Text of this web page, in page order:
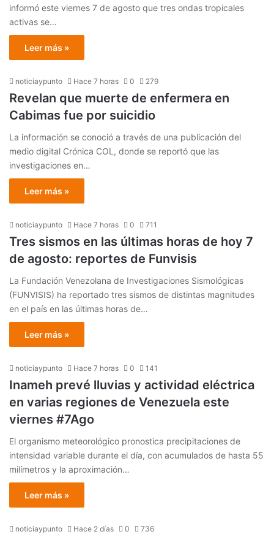
informó este viernes 7 de agosto que tres ondas tropicales
activas se…
Leer más »
noticiaypunto Hace 7 horas 0 279
Revelan que muerte de enfermera en
Cabimas fue por suicidio
La información se conoció a través de una publicación del
medio digital Crónica COL, donde se reportó que las
investigaciones en…
Leer más »
noticiaypunto Hace 7 horas 0 711
Tres sismos en las últimas horas de hoy 7
de agosto: reportes de Funvisis
La Fundación Venezolana de Investigaciones Sismológicas
(FUNVISIS) ha reportado tres sismos de distintas magnitudes
en el país en las últimas horas de…
Leer más »
noticiaypunto Hace 7 horas 0 141
Inameh prevé lluvias y actividad eléctrica
en varias regiones de Venezuela este
viernes #7Ago
El organismo meteorológico pronostica precipitaciones de
intensidad variable durante el día, con acumulados de hasta 55
milímetros y la aproximación…
Leer más »
noticiaypunto Hace 2 días 0 736